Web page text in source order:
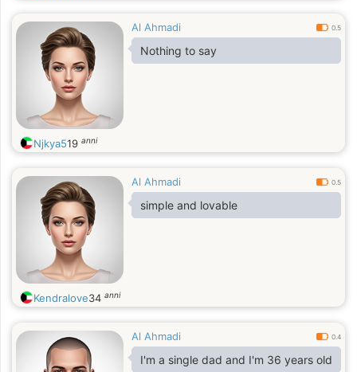
Al Ahmadi 0.5
Nothing to say
Njkya519 anni
Al Ahmadi 0.5
simple and lovable
Kendralove34 anni
Al Ahmadi 0.4
I'm a single dad and I'm 36 years old